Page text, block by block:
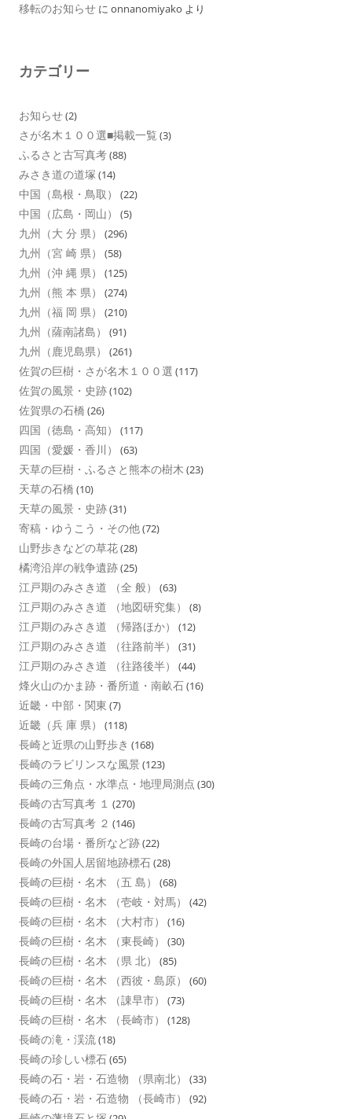
移転のお知らせ に onnanomiyako より
カテゴリー
お知らせ(2)
さが名木１００選■掲載一覧 (3)
ふるさと古写真考(88)
みさき道の道塚 (14)
中国（島根・鳥取） (22)
中国（広島・岡山） (5)
九州（大 分 県） (296)
九州（宮 崎 県） (58)
九州（沖 縄 県） (125)
九州（熊 本 県） (274)
九州（福 岡 県） (210)
九州（薩南諸島） (91)
九州（鹿児島県） (261)
佐賀の巨樹・さが名木１００選 (117)
佐賀の風景・史跡(102)
佐賀県の石橋 (26)
四国（徳島・高知） (117)
四国（愛媛・香川） (63)
天草の巨樹・ふるさと熊本の樹木 (23)
天草の石橋 (10)
天草の風景・史跡(31)
寄稿・ゆうこう・その他(72)
山野歩きなどの草花(28)
橘湾沿岸の戦争遺跡(25)
江戸期のみさき道 （全 般） (63)
江戸期のみさき道 （地図研究集） (8)
江戸期のみさき道 （帰路ほか） (12)
江戸期のみさき道 （往路前半） (31)
江戸期のみさき道 （往路後半） (44)
烽火山のかま跡・番所道・南畝石(16)
近畿・中部・関東 (7)
近畿（兵 庫 県） (118)
長崎と近県の山野歩き (168)
長崎のラビリンスな風景 (123)
長崎の三角点・水準点・地理局測点 (30)
長崎の古写真考 １ (270)
長崎の古写真考 ２ (146)
長崎の台場・番所など跡(22)
長崎の外国人居留地跡標石(28)
長崎の巨樹・名木 （五 島） (68)
長崎の巨樹・名木 （壱岐・対馬） (42)
長崎の巨樹・名木 （大村市） (16)
長崎の巨樹・名木 （東長崎） (30)
長崎の巨樹・名木 （県 北） (85)
長崎の巨樹・名木 （西彼・島原） (60)
長崎の巨樹・名木 （諌早市） (73)
長崎の巨樹・名木 （長崎市） (128)
長崎の滝・渓流(18)
長崎の珍しい標石(65)
長崎の石・岩・石造物 （県南北） (33)
長崎の石・岩・石造物 （長崎市） (92)